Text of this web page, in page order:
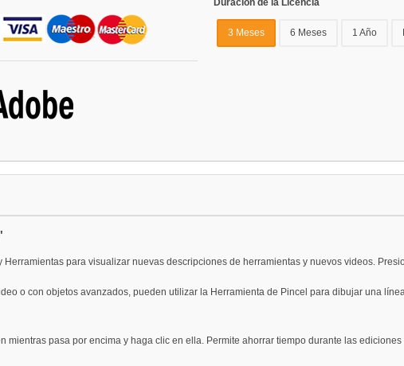
Duración de la Licencia
3 Meses 6 Meses 1 Año
para visualizar nuevas descripciones de herramientas y nuevos videos.
o con objetos avanzados, pueden utilizar la Herramienta de Pincel para dibujar una
mientras pasa por encima y haga clic en ella. Permite ahorrar tiempo durante las